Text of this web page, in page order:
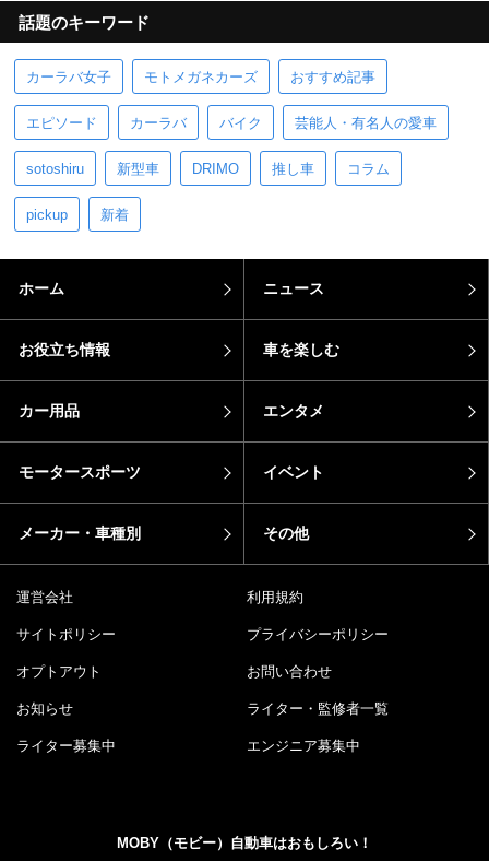
話題のキーワード
カーラバ女子 モトメガネカーズ おすすめ記事
エピソード カーラバ バイク 芸能人・有名人の愛車
sotoshiru 新型車 DRIMO 推し車 コラム
pickup 新着
ホーム ニュース
お役立ち情報 車を楽しむ
カー用品 エンタメ
モータースポーツ イベント
メーカー・車種別 その他
運営会社 利用規約
サイトポリシー プライバシーポリシー
オプトアウト お問い合わせ
お知らせ ライター・監修者一覧
ライター募集中 エンジニア募集中
MOBY（モビー）自動車はおもしろい！